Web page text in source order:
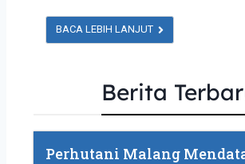
BACA LEBIH LANJUT
Berita
Perhutani Malang